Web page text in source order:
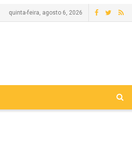
quinta-feira, agosto 6, 2026